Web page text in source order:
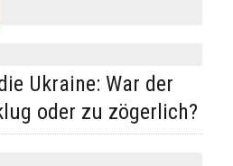
Ukraine: War der
oder zu zögerlich?